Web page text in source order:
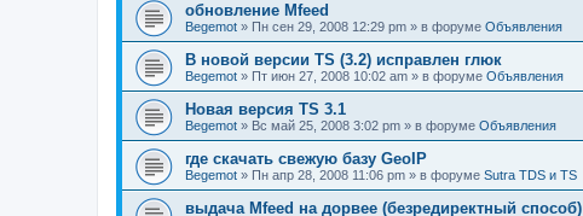
обновление Mfeed
Begemot » Пн сен 29, 2008 12:29 pm » в форуме Объявления
В новой версии TS (3.2) исправлен глюк
Begemot » Пт июн 27, 2008 10:02 am » в форуме Объявления
Новая версия TS 3.1
Begemot » Вс май 25, 2008 3:02 pm » в форуме Объявления
где скачать свежую базу GeoIP
Begemot » Пн апр 28, 2008 11:06 pm » в форуме Sutra TDS и TS
выдача Mfeed на дорвее (безредиректный способ)